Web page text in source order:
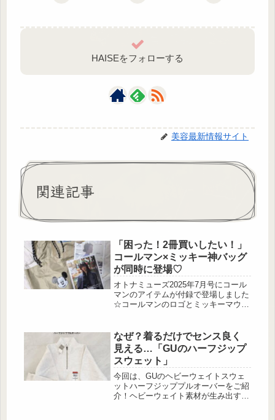
HAISEをフォローする
美容最新情報サイト
関連記事
「困った！2冊買いしたい！」
コールマン×ミッキー神バッグ
が同時に登場♡
オトナミューズ2025年7月号にコール
マンのアイテムが付録で登場しました
☆コールマンのロゴとミッキーマウス
ッグが2種類同時に登場です♡どちら
も詳しくご紹介していきます♪オトナ
ミューズ 2025年7月号 出典:beautyま
とめ 付録：コールマン／ミッキーマ
ウス両A面トートバッグ 出典:beauty
まとめ 出典:beau...
なぜ？着るだけでセンス良く
見える…「GUのハーフジップ
スウェット」
今回は、GUのヘビーウェイトスウェ
ットハーフジッププルオーバーをご紹
介！ヘビーウェイト素材が生み出すし